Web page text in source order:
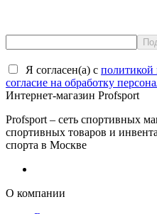
Я согласен(a) с политикой
согласие на обработку
Интернет-магазин Profsport
Profsport – сеть спортивных
спортивных товаров и
спорта в Москве
О компании